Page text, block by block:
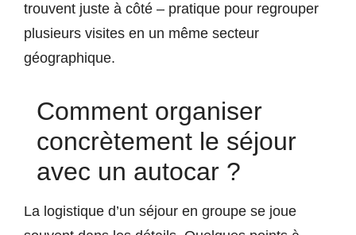
trouvent juste à côté – pratique pour regrouper
plusieurs visites en un même secteur
géographique.
Comment organiser
concrètement le séjour
avec un autocar ?
La logistique d’un séjour en groupe se joue